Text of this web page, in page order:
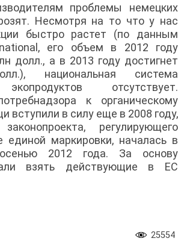
проблемы немецких
Несмотря на то что у нас
быстро растет (по данным
его объем в 2012 году
долл., а в 2013 году достигнет
национальная система
отсутствует.
к органическому
вступили в силу еще в 2008 году,
регулирующего
единой маркировки, началась в
2012 года. За основу
взять действующие в ЕС
25554